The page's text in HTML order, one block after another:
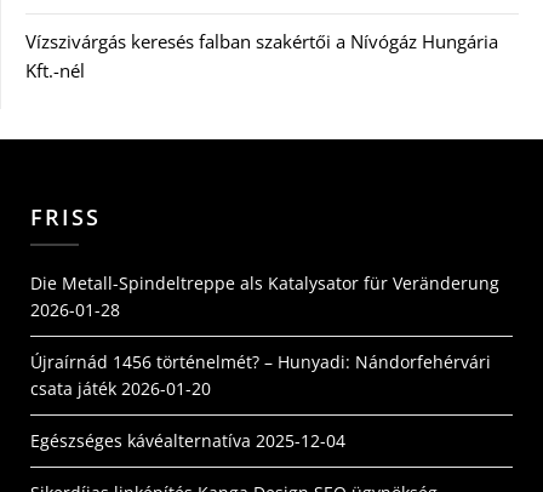
Vízszivárgás keresés falban szakértői a Nívógáz Hungária
Kft.-nél
FRISS
Die Metall-Spindeltreppe als Katalysator für Veränderung
2026-01-28
Újraírnád 1456 történelmét? – Hunyadi: Nándorfehérvári
csata játék 2026-01-20
Egészséges kávéalternatíva 2025-12-04